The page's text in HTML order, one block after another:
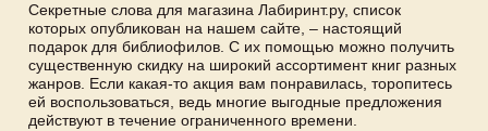
Секретные слова для магазина Лабиринт.ру, список
которых опубликован на нашем сайте, – настоящий
подарок для библиофилов. С их помощью можно получить
существенную скидку на широкий ассортимент книг разных
жанров. Если какая-то акция вам понравилась, торопитесь
ей воспользоваться, ведь многие выгодные предложения
действуют в течение ограниченного времени.